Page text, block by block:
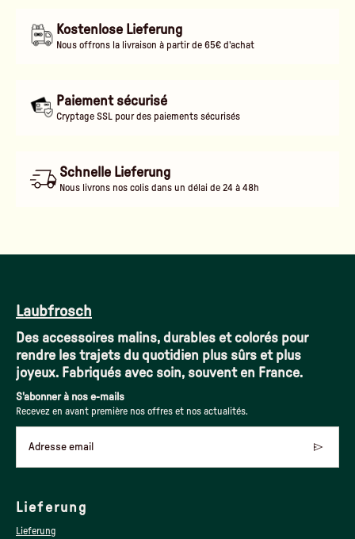
Kostenlose Lieferung
Nous offrons la livraison à partir de 65€ d'achat
Paiement sécurisé
Cryptage SSL pour des paiements sécurisés
Schnelle Lieferung
Nous livrons nos colis dans un délai de 24 à 48h
Laubfrosch
Des accessoires malins, durables et colorés pour
rendre les trajets du quotidien plus sûrs et plus
joyeux. Fabriqués avec soin, souvent en France.
S'abonner à nos e-mails
Recevez en avant première nos offres et nos actualités.
Adresse email
Lieferung
Lieferung